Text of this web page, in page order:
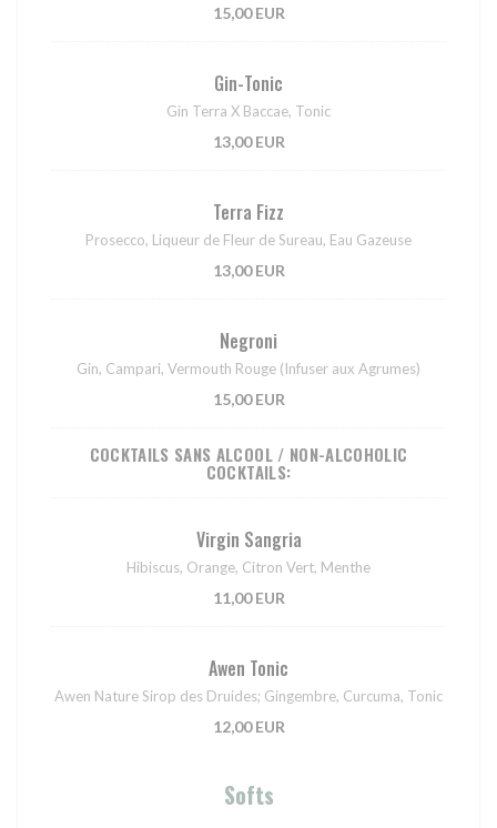
15,00 EUR
Gin-Tonic
Gin Terra X Baccae, Tonic
13,00 EUR
Terra Fizz
Prosecco, Liqueur de Fleur de Sureau, Eau Gazeuse
13,00 EUR
Negroni
Gin, Campari, Vermouth Rouge (Infuser aux Agrumes)
15,00 EUR
COCKTAILS SANS ALCOOL / NON-ALCOHOLIC
COCKTAILS:
Virgin Sangria
Hibiscus, Orange, Citron Vert, Menthe
11,00 EUR
Awen Tonic
Awen Nature Sirop des Druides; Gingembre, Curcuma, Tonic
12,00 EUR
Softs